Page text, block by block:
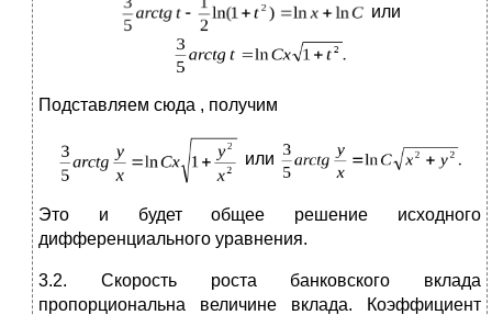
или
Подставляем сюда , получим
или
Это и будет общее решение исходного
дифференциального уравнения.
3.2. Скорость роста банковского вклада
пропорциональна величине вклада. Коэффициент